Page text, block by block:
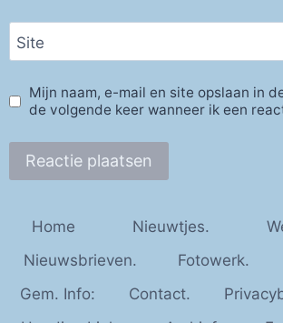
Site
Mijn naam, e-mail en site opslaan in
de volgende keer wanneer ik een
Home Nieuwtjes.
Nieuwsbrieven.
Fotowerk.
Gem. Info:
Contact.